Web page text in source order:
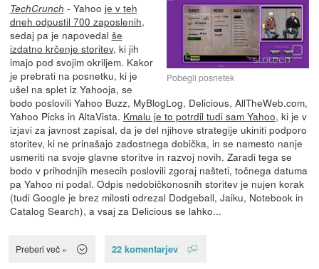
Pobegli posnetek
TechCrunch - Yahoo je v teh
dneh odpustil 700 zaposlenih,
sedaj pa je napovedal še
izdatno krčenje storitev, ki jih
imajo pod svojim okriljem. Kakor
je prebrati na posnetku, ki je
ušel na splet iz Yahooja, se
bodo poslovili Yahoo Buzz, MyBlogLog, Delicious, AllTheWeb.com,
Yahoo Picks in AltaVista. Kmalu je to potrdil tudi sam Yahoo, ki je v
izjavi za javnost zapisal, da je del njihove strategije ukiniti podporo
storitev, ki ne prinašajo zadostnega dobička, in se namesto nanje
usmeriti na svoje glavne storitve in razvoj novih. Zaradi tega se
bodo v prihodnjih mesecih poslovili zgoraj našteti, točnega datuma
pa Yahoo ni podal. Odpis nedobičkonosnih storitev je nujen korak
(tudi Google je brez milosti odrezal Dodgeball, Jaiku, Notebook in
Catalog Search), a vsaj za Delicious se lahko...
Preberi več » 22 komentarjev